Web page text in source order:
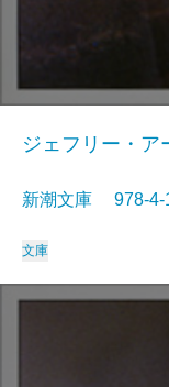
ジェフリー・ア
新潮文庫 978-
文庫